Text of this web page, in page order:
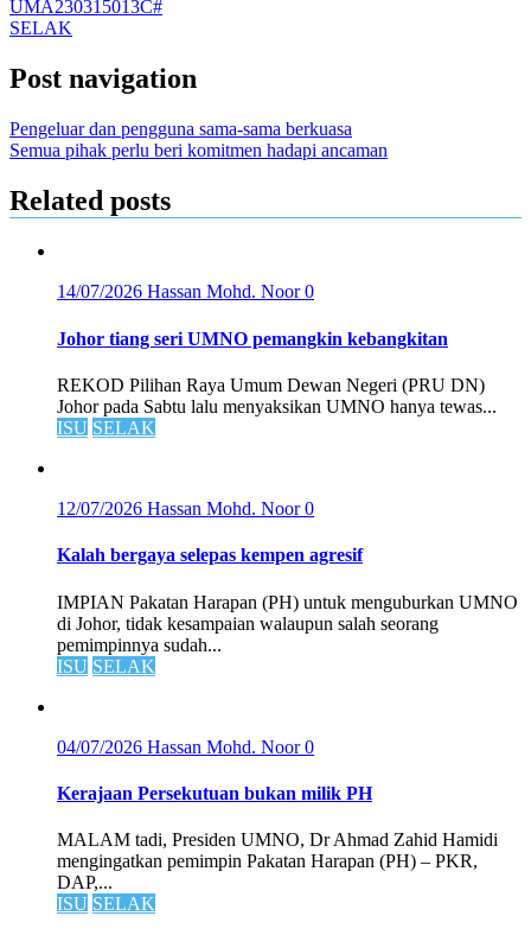
UMA230315013C#
SELAK
Post navigation
Pengeluar dan pengguna sama-sama berkuasa
Semua pihak perlu beri komitmen hadapi ancaman
Related posts
14/07/2026 Hassan Mohd. Noor0
Johor tiang seri UMNO pemangkin kebangkitan
REKOD Pilihan Raya Umum Dewan Negeri (PRU DN)
Johor pada Sabtu lalu menyaksikan UMNO hanya tewas...
ISU SELAK
12/07/2026 Hassan Mohd. Noor0
Kalah bergaya selepas kempen agresif
IMPIAN Pakatan Harapan (PH) untuk menguburkan UMNO
di Johor, tidak kesampaian walaupun salah seorang
pemimpinnya sudah...
ISU SELAK
04/07/2026 Hassan Mohd. Noor0
Kerajaan Persekutuan bukan milik PH
MALAM tadi, Presiden UMNO, Dr Ahmad Zahid Hamidi
mengingatkan pemimpin Pakatan Harapan (PH) – PKR,
DAP,...
ISU SELAK